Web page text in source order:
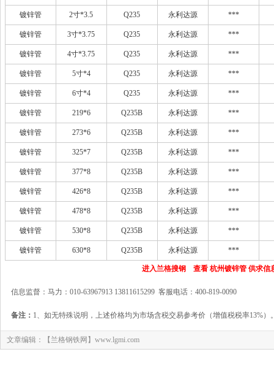
镀锌管 2寸*3.5 Q235 永利达源 ***
镀锌管 3寸*3.75 Q235 永利达源 ***
镀锌管 4寸*3.75 Q235 永利达源 ***
镀锌管 5寸*4 Q235 永利达源 ***
镀锌管 6寸*4 Q235 永利达源 ***
镀锌管 219*6 Q235B 永利达源 ***
镀锌管 273*6 Q235B 永利达源 ***
镀锌管 325*7 Q235B 永利达源 ***
镀锌管 377*8 Q235B 永利达源 ***
镀锌管 426*8 Q235B 永利达源 ***
镀锌管 478*8 Q235B 永利达源 ***
镀锌管 530*8 Q235B 永利达源 ***
镀锌管 630*8 Q235B 永利达源 ***
进入兰格搜钢 查看 杭州镀锌管 供求信
信息监督：马力：010-63967913 13811615299 客服电话：400-819-0090
备注： 1、如无特殊说明，上述价格均为市场含税交易参考价（增值税税率13%）
文章编辑：【兰格钢铁网】www.lgmi.com